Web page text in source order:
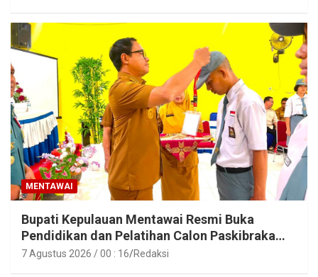
MENTAWAI
Bupati Kepulauan Mentawai Resmi Buka
Pendidikan dan Pelatihan Calon Paskibraka
Tahun 2026
7 Agustus 2026 / 00 : 16 Redaksi